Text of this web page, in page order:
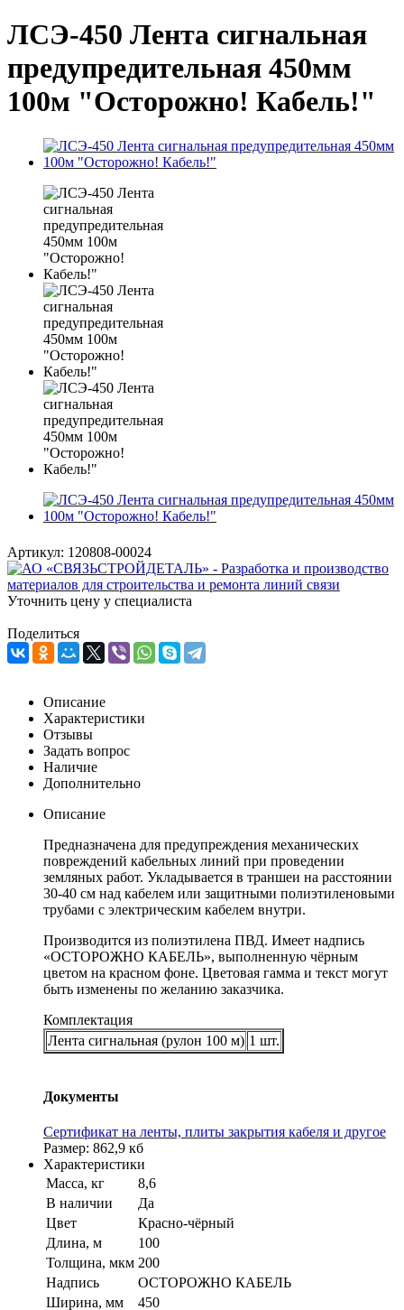
ЛСЭ-450 Лента сигнальная
предупредительная 450мм
100м "Осторожно! Кабель!"
Артикул: 120808-00024
Уточнить цену у специалиста
Поделиться
Описание
Характеристики
Отзывы
Задать вопрос
Наличие
Дополнительно
Описание
Предназначена для предупреждения механических
повреждений кабельных линий при проведении
земляных работ. Укладывается в траншеи на расстоянии
30-40 см над кабелем или защитными полиэтиленовыми
трубами с электрическим кабелем внутри.
Производится из полиэтилена ПВД. Имеет надпись
«ОСТОРОЖНО КАБЕЛЬ», выполненную чёрным
цветом на красном фоне. Цветовая гамма и текст могут
быть изменены по желанию заказчика.
Комплектация
Лента сигнальная (рулон 100 м) 1 шт.
Документы
Сертификат на ленты, плиты закрытия кабеля и другое
Размер: 862,9 кб
Характеристики
Масса, кг
8,6
В наличии
Да
Цвет
Красно-чёрный
Длина, м
100
Толщина, мкм 200
Надпись
ОСТОРОЖНО КАБЕЛЬ
Ширина, мм
450